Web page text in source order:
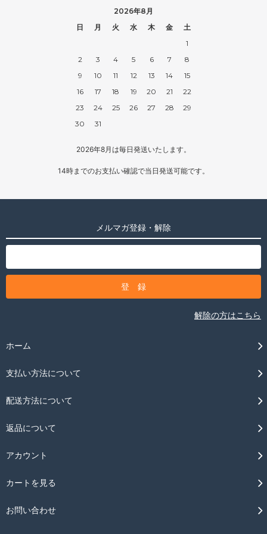
2026年8月
日
月 火 水 木 金
土
1
2
3 4 5 6 7
8
9
10 11 12 13 14
15
16
17 18 19 20 21
22
23
24 25 26 27 28
29
30
31
2026年8月は毎日発送いたします。
14時までのお支払い確認で当日発送可能です。
メルマガ登録・解除
解除の方はこちら
ホーム
支払い方法について
配送方法について
返品について
アカウント
カートを見る
お問い合わせ